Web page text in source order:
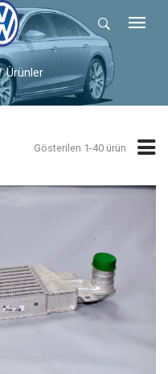
Ürünler
Gösterilen 1-40 ürün